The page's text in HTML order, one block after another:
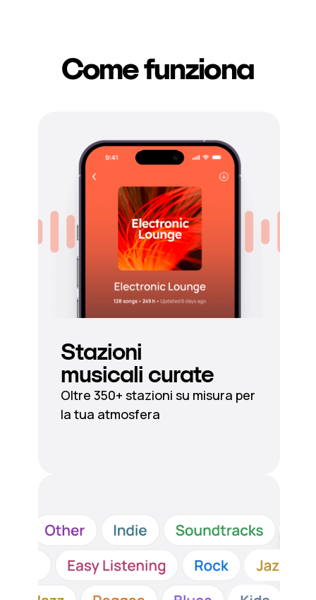
Stazioni
musicali curate
Oltre 350+ stazioni su misura per
la tua atmosfera
Come funziona